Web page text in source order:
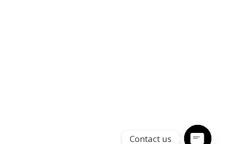
Contact us